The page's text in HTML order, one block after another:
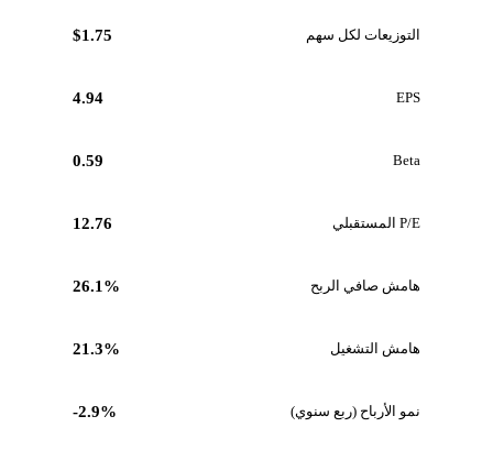
التوزيعات لكل سهم $1.75
EPS
4.94
Beta
0.59
P/E المستقبلي 12.76
هامش صافي الربح 26.1%
هامش التشغيل 21.3%
نمو الأرباح (ربع سنوي) -2.9%